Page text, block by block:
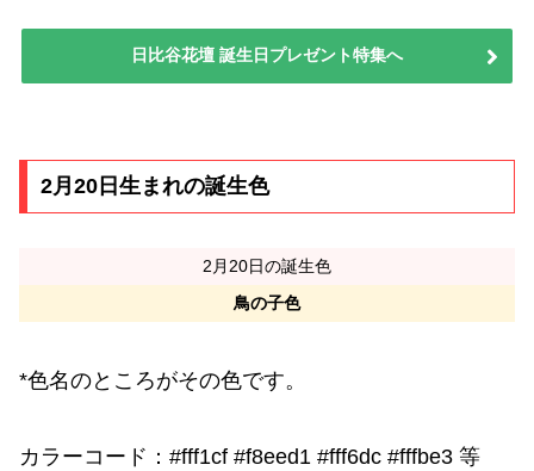
日比谷花壇 誕生日プレゼント特集へ
2月20日生まれの誕生色
2月20日の誕生色
鳥の子色
*色名のところがその色です。
カラーコード：#fff1cf #f8eed1 #fff6dc #fffbe3 等